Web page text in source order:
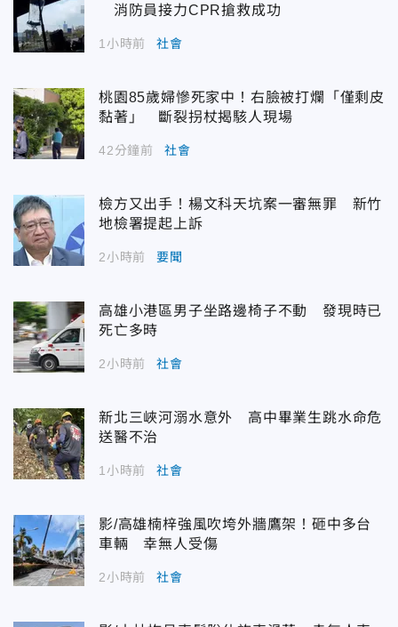
消防員接力CPR搶救成功
1小時前 社會
桃園85歲婦慘死家中！右臉被打爛「僅剩皮
黏著」 斷裂拐杖揭駭人現場
42分鐘前 社會
檢方又出手！楊文科天坑案一審無罪 新竹
地檢署提起上訴
2小時前 要聞
高雄小港區男子坐路邊椅子不動 發現時已
死亡多時
2小時前 社會
新北三峽河溺水意外 高中畢業生跳水命危
送醫不治
1小時前 社會
影/高雄楠梓強風吹垮外牆鷹架！砸中多台
車輛 幸無人受傷
2小時前 社會